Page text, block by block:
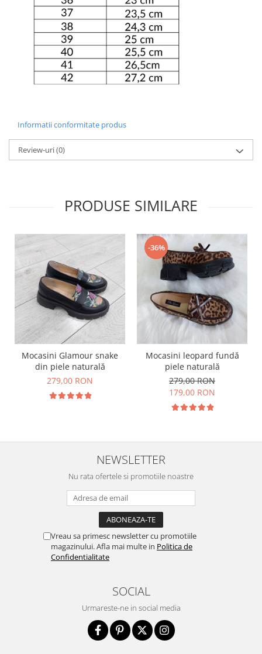
Informatii conformitate produs
Review-uri(0)
PRODUSE SIMILARE
Mocasini Glamour snake
din piele naturală
279,00 RON
-36%
Mocasini leopard fundă
piele naturală
279,00 RON
179,00 RON
NEWSLETTER
Nu rata ofertele si promotiile noastre
Vreau sa primesc newsletter cu promotiile
magazinului. Afla mai multe in Politica de
Confidentialitate
SOCIAL
Urmareste-ne in social media